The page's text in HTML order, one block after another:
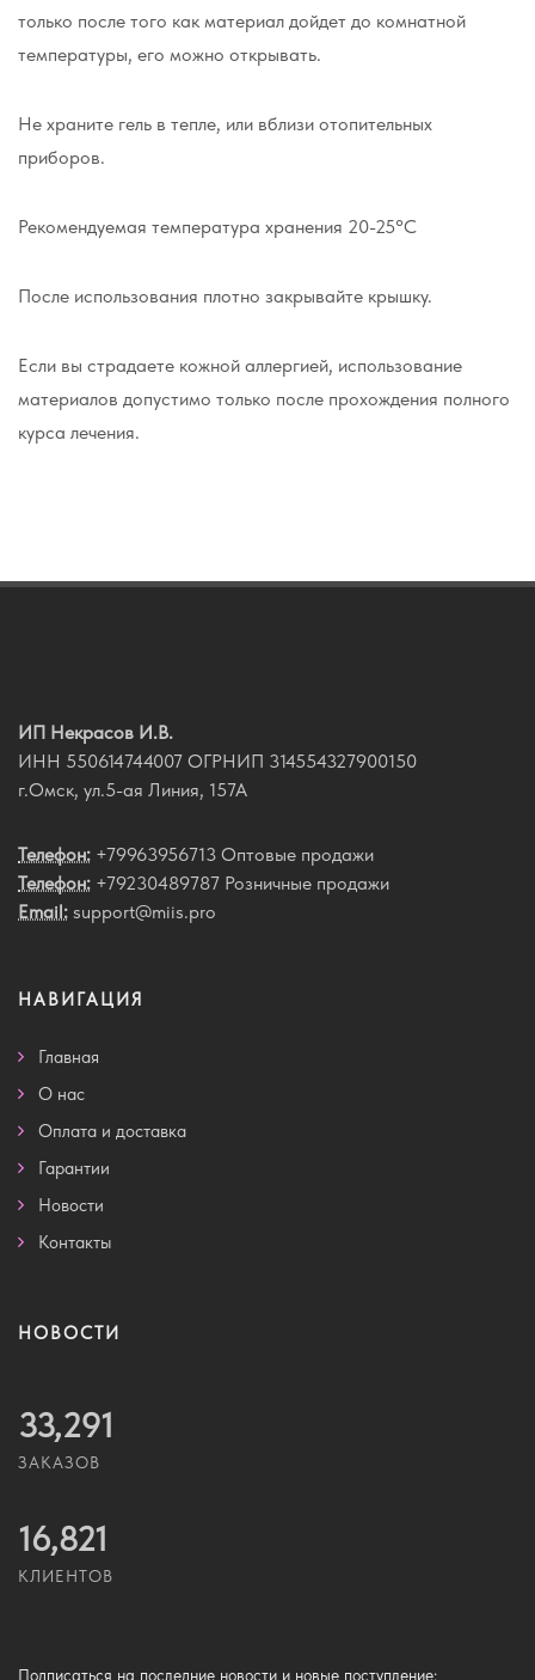
только после того как материал дойдет до комнатной
температуры, его можно открывать.
Не храните гель в тепле, или вблизи отопительных
приборов.
Рекомендуемая температура хранения 20-25°С
После использования плотно закрывайте крышку.
Если вы страдаете кожной аллергией, использование
материалов допустимо только после прохождения полного
курса лечения.
ИП Некрасов И.В.
ИНН 550614744007 ОГРНИП 314554327900150
г.Омск, ул.5-ая Линия, 157А
Телефон: +79963956713 Оптовые продажи
Телефон: +79230489787 Розничные продажи
Email: support@miis.pro
НАВИГАЦИЯ
Главная
О нас
Оплата и доставка
Гарантии
Новости
Контакты
НОВОСТИ
33,291
ЗАКАЗОВ
16,821
КЛИЕНТОВ
Подписаться на последние новости и новые поступление: